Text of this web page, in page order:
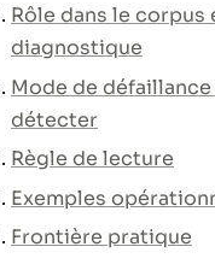
Rôle dans le corpus
diagnostique
Mode de défaillance
détecter
Règle de lecture
Exemples
Frontière pratique